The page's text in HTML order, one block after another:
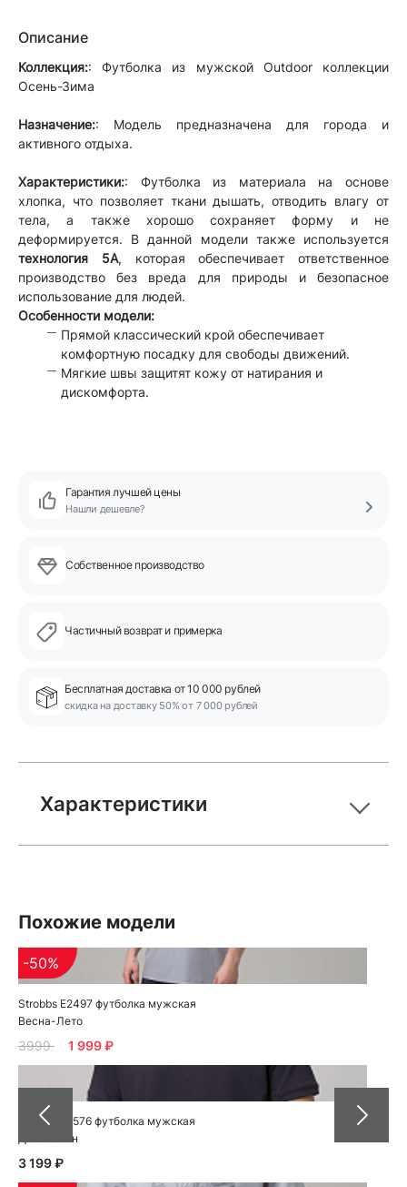
Описание
Коллекция:: Футболка из мужской Outdoor коллекции
Осень-Зима
Назначение:: Модель предназначена для города и
активного отдыха.
Характеристики:: Футболка из материала на основе
хлопка, что позволяет ткани дышать, отводить влагу от
тела, а также хорошо сохраняет форму и не
деформируется. В данной модели также используется
технология 5А, которая обеспечивает ответственное
производство без вреда для природы и безопасное
использование для людей.
Особенности модели:
Прямой классический крой обеспечивает
комфортную посадку для свободы движений.
Мягкие швы защитят кожу от натирания и
дискомфорта.
Гарантия лучшей цены
Нашли дешевле?
Собственное производство
Частичный возврат и примерка
Бесплатная доставка от 10 000 рублей
скидка на доставку 50% от 7 000 рублей
Характеристики
Похожие модели
Strobbs E2497 футболка мужская
Весна-Лето
-50%
3999 1 999 ₽
Strobbs E2576 футболка мужская
Демисезон
3 199 ₽